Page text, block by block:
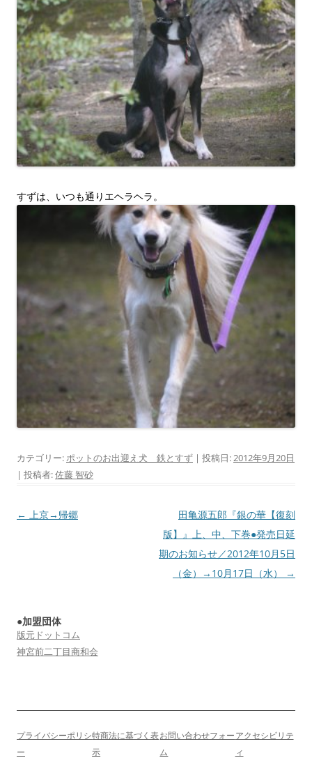
すずは、いつも通りエヘラヘラ。
カテゴリー: ポットのお出迎え犬 鉄とすず | 投稿日: 2012年9月20日
| 投稿者:佐藤 智砂
投
シ
ョ
← 上京→帰郷
田亀源五郎『銀の華【復刻
版】』上、中、下巻●発売日延
期のお知らせ／2012年10月5日
（金）→10月17日（水）
→
●加盟団体
版元ドットコム
神宮前二丁目商和会
プライバシーポリシ
ー
特商法に基づく表
示
お問い合わせフォー
ム
アクセシビリテ
ィ